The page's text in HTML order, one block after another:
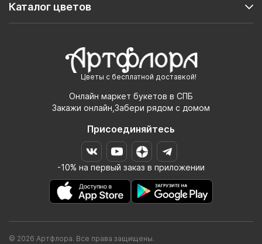
Цветы с бесплатной доставкой!
Онлайн маркет букетов в СПБ
Закажи онлайн,Забери рядом с домом
Присоединяйтесь
-10% на первый заказ в приложении
Каталог цветов
© 2026 Артфлора. Все права защищены.